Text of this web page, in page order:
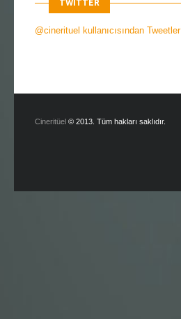
TWITTER
@cinerituel kullanıcısından Tweetler
Cineritüel © 2013. Tüm hakları saklıdır.